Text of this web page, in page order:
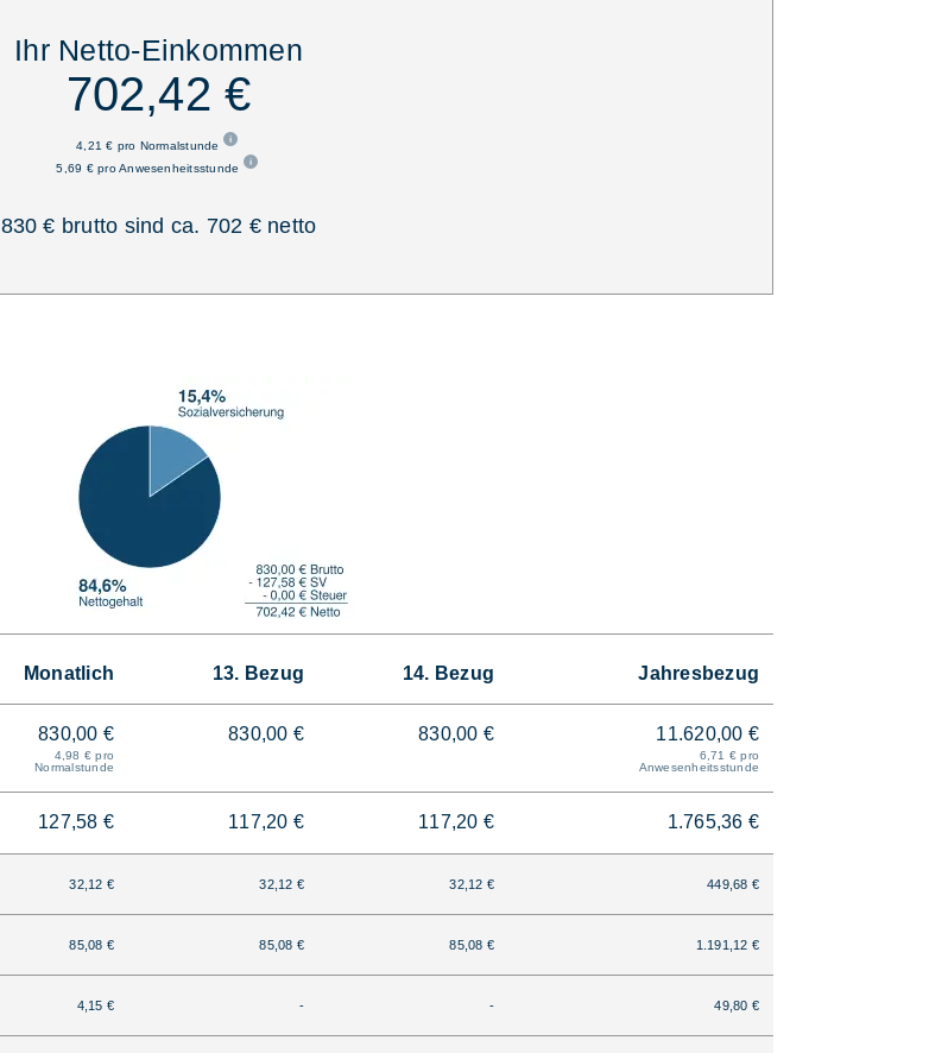
Ihr Netto-Einkommen
702,42 €
4,21 € pro Normalstunde
5,69 € pro Anwesenheitsstunde
830 € brutto sind ca. 702 € netto
Monatlich 13. Bezug 14. Bezug Jahresbezug
830,00 €
4,98 € pro
Normalstunde
830,00 € 830,00 € 11.620,00 €
6,71 € pro
Anwesenheitsstunde
127,58 € 117,20 € 117,20 € 1.765,36 €
32,12 € 32,12 € 32,12 € 449,68 €
85,08 € 85,08 € 85,08 € 1.191,12 €
4,15 € - - 49,80 €